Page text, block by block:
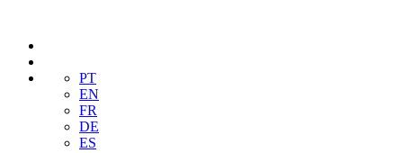
PT
EN
FR
DE
ES